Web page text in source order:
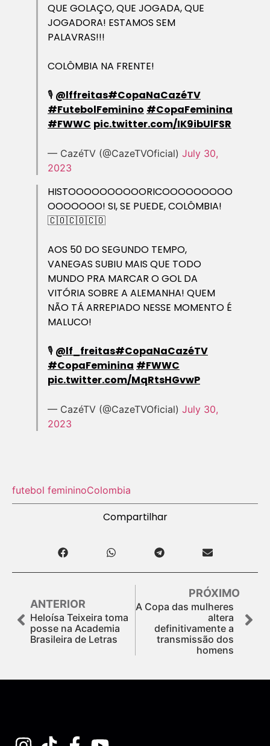
QUE GOLAÇO, QUE JOGADA, QUE
JOGADORA! ESTAMOS SEM
PALAVRAS!!!
COLÔMBIA NA FRENTE!
🎙️ @lffreitas#CopaNaCazéTV
#FutebolFeminino #CopaFeminina
#FWWC pic.twitter.com/IK9ibUlFSR
— CazéTV (@CazeTVOficial) July 30,
2023
HISTOOOOOOOOOORICOOOOOOOOO
OOOOOOO! SI, SE PUEDE, COLÔMBIA!
🇨🇴🇨🇴🇨🇴
AOS 50 DO SEGUNDO TEMPO,
VANEGAS SUBIU MAIS QUE TODO
MUNDO PRA MARCAR O GOL DA
VITÓRIA SOBRE A ALEMANHA! QUEM
NÃO TÁ ARREPIADO NESSE MOMENTO É
MALUCO!
🎙️ @lf_freitas#CopaNaCazéTV
#CopaFeminina #FWWC
pic.twitter.com/MqRtsHGvwP
— CazéTV (@CazeTVOficial) July 30,
2023
futebol femininoColombia
Compartilhar
ANTERIOR
Heloísa Teixeira toma
posse na Academia
Brasileira de Letras
PRÓXIMO
A Copa das mulheres
altera
definitivamente a
transmissão dos
homens